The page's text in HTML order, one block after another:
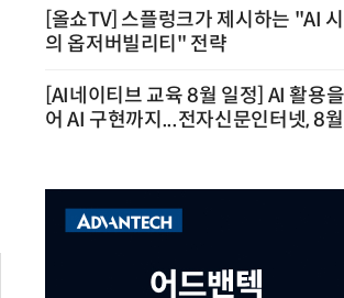
[올쇼TV] 스플렁크가 제시하는 "AI
의 옵저버빌리티" 전략
[AI네이티브 교육 8월 일정] AI 활용
어 AI 구현까지...전자신문인터넷, 8